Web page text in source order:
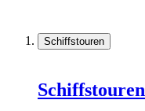
Schiffstouren
Schiffstouren